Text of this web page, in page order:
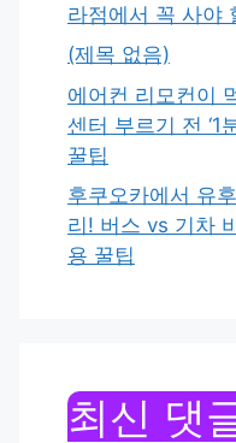
라점에서 꼭 사야
(제목 없음)
에어컨 리모컨이
센터 부르기 전 ‘1
꿀팁
후쿠오카에서 유
리! 버스 vs 기차
용 꿀팁
최신 댓